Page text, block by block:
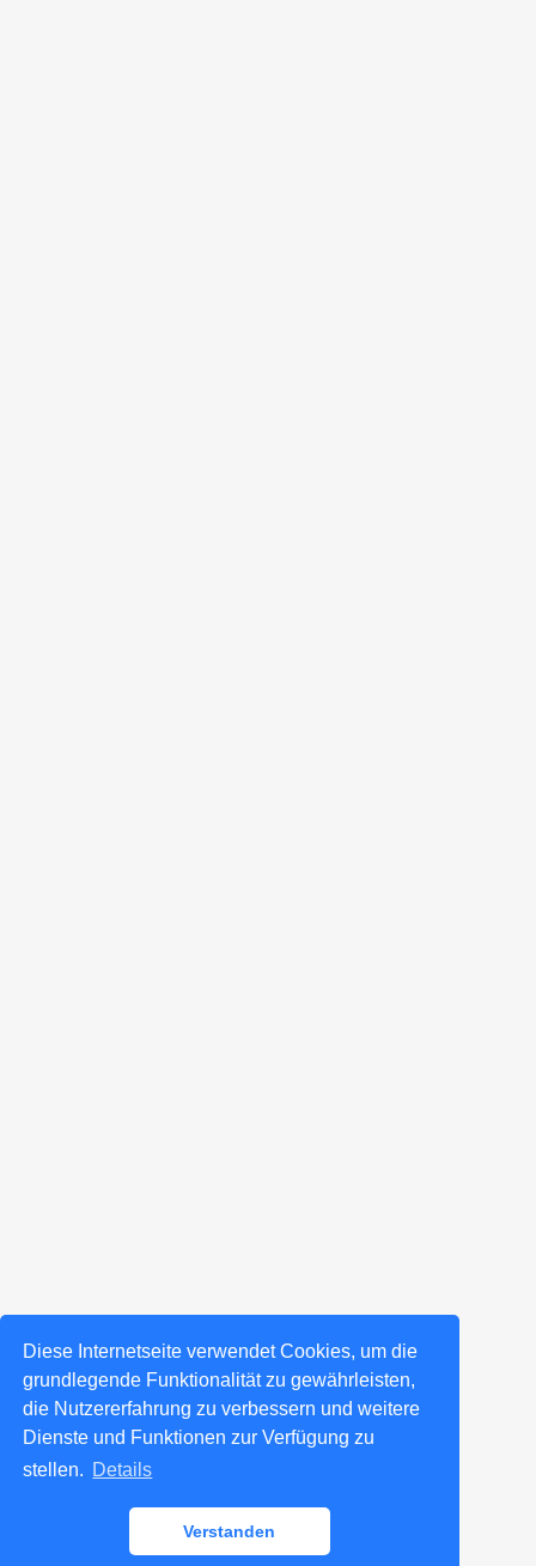
Diese Internetseite verwendet Cookies, um die
grundlegende Funktionalität zu gewährleisten,
die Nutzererfahrung zu verbessern und weitere
Dienste und Funktionen zur Verfügung zu
stellen. Details
Verstanden